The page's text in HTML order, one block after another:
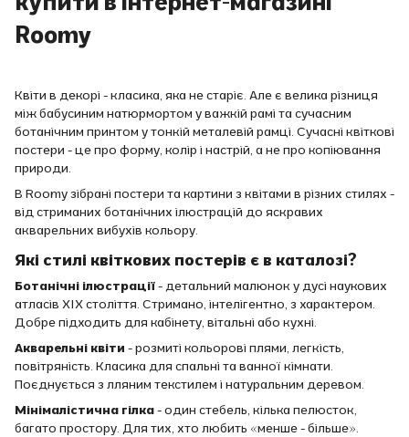
Roomy
Квіти в декорі - класика, яка не старіє. Але є велика різниця
між бабусиним натюрмортом у важкій рамі та сучасним
ботанічним принтом у тонкій металевій рамці. Сучасні квіткові
постери - це про форму, колір і настрій, а не про копіювання
природи.
В Roomy зібрані постери та картини з квітами в різних стилях -
від стриманих ботанічних ілюстрацій до яскравих
акварельних вибухів кольору.
Які стилі квіткових постерів є в каталозі?
Ботанічні ілюстрації- детальний малюнок у дусі наукових
атласів XIX століття. Стримано, інтелігентно, з характером.
Добре підходить для кабінету, вітальні або кухні.
Акварельні квіти - розмиті кольорові плями, легкість,
повітряність. Класика для спальні та ванної кімнати.
Поєднується з лляним текстилем і натуральним деревом.
Мінімалістична гілка- один стебель, кілька пелюсток,
багато простору. Для тих, хто любить «менше - більше».